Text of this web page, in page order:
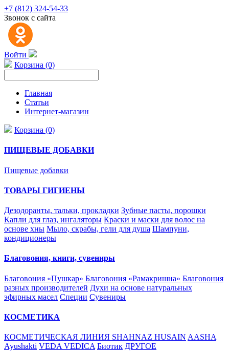
+7 (812) 324-54-33
Звонок с сайта
Войти
Корзина (0)
Главная
Статьи
Интернет-магазин
Корзина (0)
ПИЩЕВЫЕ ДОБАВКИ
Пищевые добавки
ТОВАРЫ ГИГИЕНЫ
Дезодоранты, тальки, прокладки Зубные пасты, порошки
Капли для глаз, ингаляторы Краски и маски для волос на
основе хны Мыло, скрабы, гели для душа Шампуни,
кондиционеры
Благовония, книги, сувениры
Благовония «Пушкар» Благовония «Рамакришна» Благовония
разных производителей Духи на основе натуральных
эфирных масел Специи Сувениры
КОСМЕТИКА
КОСМЕТИЧЕСКАЯ ЛИНИЯ SHAHNAZ HUSAIN AASHA
Ayushakti VEDA VEDICA Биотик ДРУГОЕ